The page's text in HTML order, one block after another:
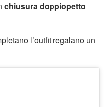
chiusura doppiopetto
l’outfit regalano un